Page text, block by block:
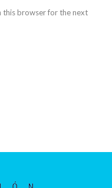
this browser for the next